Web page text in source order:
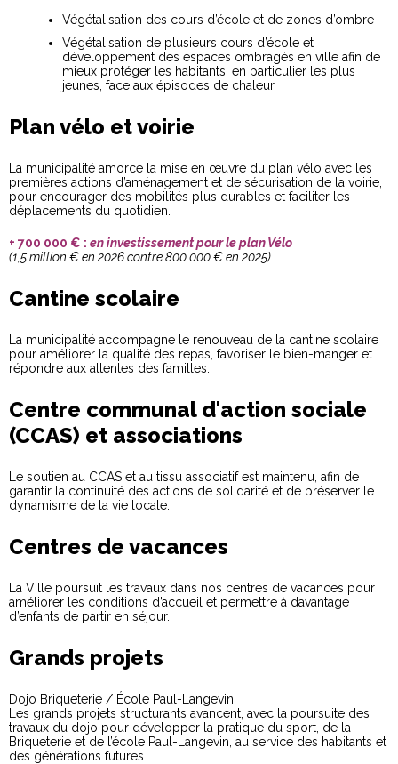
Végétalisation des cours d’école et de zones d’ombre
Végétalisation de plusieurs cours d’école et
développement des espaces ombragés en ville afin de
mieux protéger les habitants, en particulier les plus
jeunes, face aux épisodes de chaleur.
Plan vélo et voirie
La municipalité amorce la mise en œuvre du plan vélo avec les
premières actions d’aménagement et de sécurisation de la voirie,
pour encourager des mobilités plus durables et faciliter les
déplacements du quotidien.
+ 700 000 € : en investissement pour le plan Vélo
(1,5 million € en 2026 contre 800 000 € en 2025)
Cantine scolaire
La municipalité accompagne le renouveau de la cantine scolaire
pour améliorer la qualité des repas, favoriser le bien-manger et
répondre aux attentes des familles.
Centre communal d'action sociale
(CCAS) et associations
Le soutien au CCAS et au tissu associatif est maintenu, afin de
garantir la continuité des actions de solidarité et de préserver le
dynamisme de la vie locale.
Centres de vacances
La Ville poursuit les travaux dans nos centres de vacances pour
améliorer les conditions d’accueil et permettre à davantage
d’enfants de partir en séjour.
Grands projets
Dojo Briqueterie / École Paul-Langevin
Les grands projets structurants avancent, avec la poursuite des
travaux du dojo pour développer la pratique du sport, de la
Briqueterie et de l’école Paul-Langevin, au service des habitants et
des générations futures.